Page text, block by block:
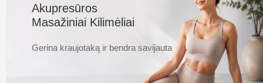
Akupresūros
Masažiniai Kilimėliai
Gerina kraujotaką ir bendra savijauta